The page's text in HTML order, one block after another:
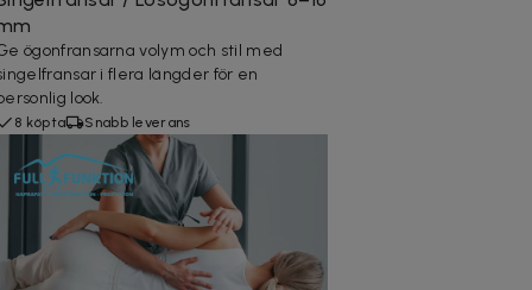
ögonfransarna volym och stil med
i flera längder för en
look.
8 köpta Snabb leverans